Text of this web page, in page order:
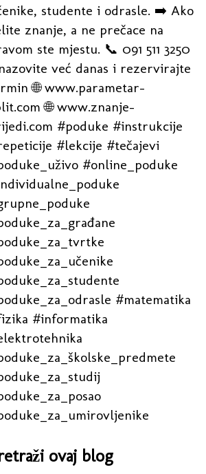
studente i odrasle. ➡️ Ako
znanje, a ne prečace na
ste mjestu. 📞 091 511 3250
već danas i rezervirajte
🌐 www.parametar-
🌐 www.znanje-
#poduke #instrukcije
#lekcije #tečajevi
#online_poduke
#matematika
#informatika
ovaj blog